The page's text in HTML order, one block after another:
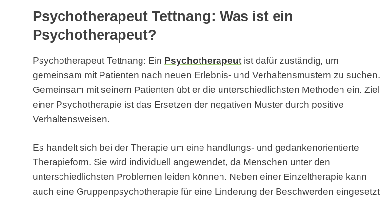
Psychotherapeut Tettnang: Was ist ein
Psychotherapeut?
Psychotherapeut Tettnang: Ein Psychotherapeut ist dafür zuständig, um
gemeinsam mit Patienten nach neuen Erlebnis- und Verhaltensmustern zu suchen.
Gemeinsam mit seinem Patienten übt er die unterschiedlichsten Methoden ein. Ziel
einer Psychotherapie ist das Ersetzen der negativen Muster durch positive
Verhaltensweisen.
Es handelt sich bei der Therapie um eine handlungs- und gedankenorientierte
Therapieform. Sie wird individuell angewendet, da Menschen unter den
unterschiedlichsten Problemen leiden können. Neben einer Einzeltherapie kann
auch eine Gruppenpsychotherapie für eine Linderung der Beschwerden eingesetzt